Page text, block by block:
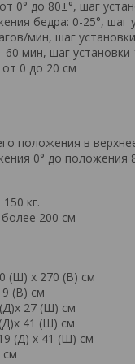
0° до 80±°, шаг
бедра: 0-25°, шаг
мин, шаг
60 мин, шаг установки
от 0 до 20 см
положения в
0° до положения
кг.
200 см
(Ш) х 270 (В) см
(В) см
27 (Ш) см
41 (Ш) см
(Д) х 41 (Ш) см
см